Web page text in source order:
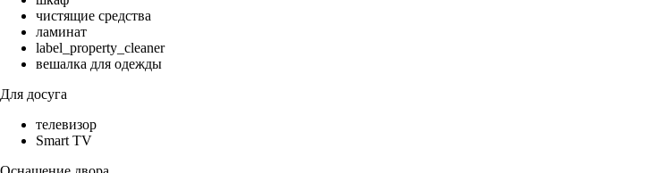
чистящие средства
ламинат
label_property_cleaner
вешалка для одежды
Для досуга
телевизор
Smart TV